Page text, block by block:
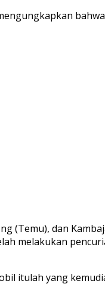
(Temu), dan
melakukan
itulah yang